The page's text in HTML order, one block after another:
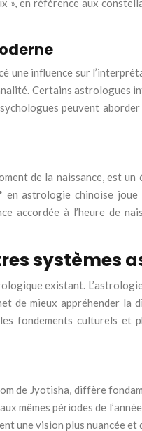
», en référence aux
une influence sur
Certains astrologues
peuvent
de la naissance, est
astrologie chinoise
accordée à l’heure de
systèmes
existant.
de mieux appréhender
fondements culturels et
de Jyotisha, diffère
mêmes périodes de
une vision plus nuancée